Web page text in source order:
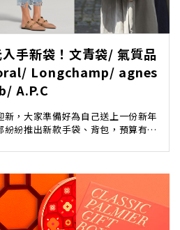
手新袋！文青袋/ 氣質品
Longchamp/ agnes
b/ A.P.C
，大家準備好為自己送上一份新年
紛推出新款手袋、背包，預算有限